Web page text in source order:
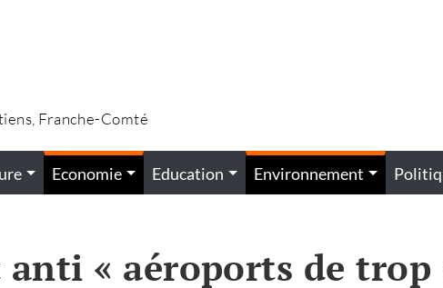
Franche-Comté
Economie Education Environnement
anti « aéroports de trop